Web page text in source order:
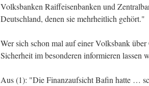
Volksbanken Raiffeisenbanken und
Deutschland, denen sie mehrheitlich gehört."
Wer sich schon mal auf einer Volksbank
Sicherheit im besonderen informieren lassen
Aus (1): "Die Finanzaufsicht Bafin hatte …